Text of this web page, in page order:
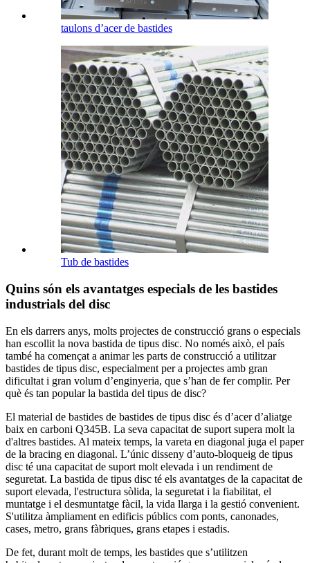
taulons d’acer de bastides
Tub de bastides
Quins són els avantatges especials de les bastides
industrials del disc
En els darrers anys, molts projectes de construcció grans o especials
han escollit la nova bastida de tipus disc. No només això, el país
també ha començat a animar les parts de construcció a utilitzar
bastides de tipus disc, especialment per a projectes amb gran
dificultat i gran volum d’enginyeria, que s’han de fer complir. Per
què és tan popular la bastida del tipus de disc?
El material de bastides de bastides de tipus disc és d’acer d’aliatge
baix en carboni Q345B. La seva capacitat de suport supera molt la
d'altres bastides. Al mateix temps, la vareta en diagonal juga el paper
de la bracing en diagonal. L’únic disseny d’auto-bloqueig de tipus
disc té una capacitat de suport molt elevada i un rendiment de
seguretat. La bastida de tipus disc té els avantatges de la capacitat de
suport elevada, l'estructura sòlida, la seguretat i la fiabilitat, el
muntatge i el desmuntatge fàcil, la vida llarga i la gestió convenient.
S'utilitza àmpliament en edificis públics com ponts, canonades,
cases, metro, grans fàbriques, grans etapes i estadis.
De fet, durant molt de temps, les bastides que s’utilitzen